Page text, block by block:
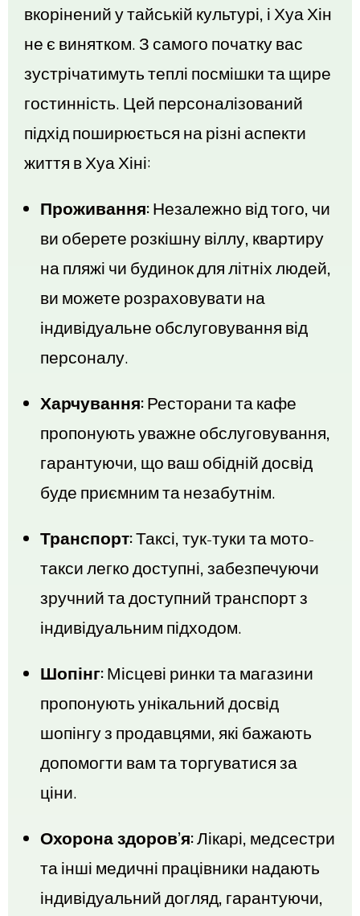
вкорінений у тайській культурі, і Хуа Хін
не є винятком. З самого початку вас
зустрічатимуть теплі посмішки та щире
гостинність. Цей персоналізований
підхід поширюється на різні аспекти
життя в Хуа Хіні:
Проживання:Незалежно від того, чи
ви оберете розкішну віллу, квартиру
на пляжі чи будинок для літніх людей,
ви можете розраховувати на
індивідуальне обслуговування від
персоналу.
Харчування:Ресторани та кафе
пропонують уважне обслуговування,
гарантуючи, що ваш обідній досвід
буде приємним та незабутнім.
Транспорт:Таксі, тук-туки та мото-
такси легко доступні, забезпечуючи
зручний та доступний транспорт з
індивідуальним підходом.
Шопінг:Місцеві ринки та магазини
пропонують унікальний досвід
шопінгу з продавцями, які бажають
допомогти вам та торгуватися за
ціни.
Охорона здоров’я:Лікарі, медсестри
та інші медичні працівники надають
індивідуальний догляд, гарантуючи,